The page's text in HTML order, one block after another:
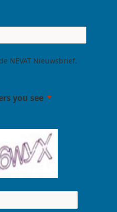
NEVAT Nieuwsbrief.
you see